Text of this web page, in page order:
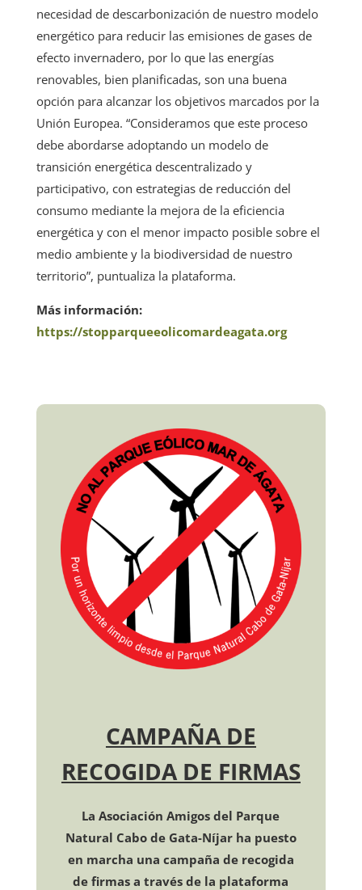
necesidad de descarbonización de nuestro modelo
energético para reducir las emisiones de gases de
efecto invernadero, por lo que las energías
renovables, bien planificadas, son una buena
opción para alcanzar los objetivos marcados por la
Unión Europea. “Consideramos que este proceso
debe abordarse adoptando un modelo de
transición energética descentralizado y
participativo, con estrategias de reducción del
consumo mediante la mejora de la eficiencia
energética y con el menor impacto posible sobre el
medio ambiente y la biodiversidad de nuestro
territorio”, puntualiza la plataforma.
Más información:
https://stopparqueeolicomardeagata.org
CAMPAÑA DE
RECOGIDA DE FIRMAS
La Asociación Amigos del Parque
Natural Cabo de Gata-Níjar ha puesto
en marcha una campaña de recogida
de firmas a través de la plataforma